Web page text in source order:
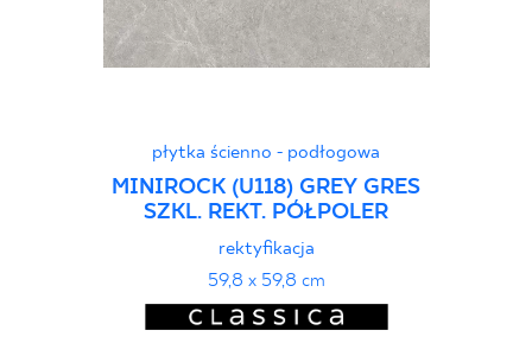
płytka ścienno - podłogowa
MINIROCK (U118) GREY GRES
SZKL. REKT. PÓŁPOLER
rektyfikacja
59,8 x 59,8 cm